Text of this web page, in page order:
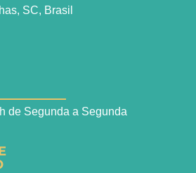
SC, Brasil
de Segunda a Segunda